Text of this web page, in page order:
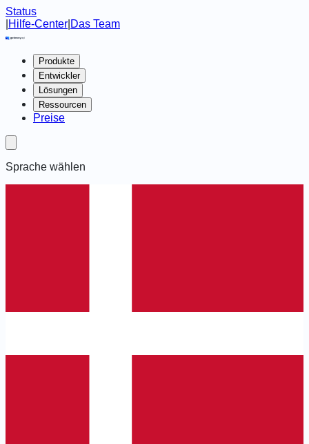
Status
Hilfe-Center Das Team
Produkte
Entwickler
Lösungen
Ressourcen
Preise
Sprache wählen